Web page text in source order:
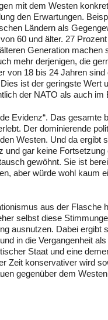
mit dem Westen
den Erwartungen.
Ländern als
60 und älter. 27
Generation
mehr derjenigen, die
von 18 bis 24 Jahren
ist der geringste Wert
der NATO als auch im
Evidenz“. Das
Der dominierende
Westen. Und da
gar keine
gewöhnt. Sie ist
aber würde wohl kaum
aus der Flasche
selbst diese
ausnutzen. Dabei ergibt
in die Vergangenheit
Staat und eine
Zeit konservativer wird
gegenüber dem